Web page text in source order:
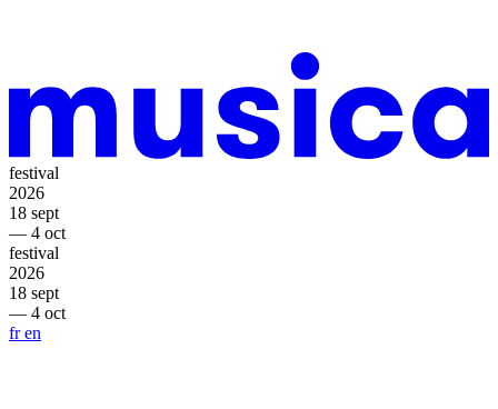
festival
2026
18 sept
— 4 oct
festival
2026
18 sept
— 4 oct
fren